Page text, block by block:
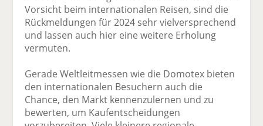
Vorsicht beim internationalen Reisen, sind die
Rückmeldungen für 2024 sehr vielversprechend
und lassen auch hier eine weitere Erholung
vermuten.
Gerade Weltleitmessen wie die Domotex bieten
den internationalen Besuchern auch die
Chance, den Markt kennenzulernen und zu
bewerten, um Kaufentscheidungen